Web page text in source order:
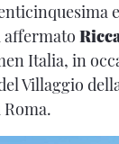
affermato
Italia, in
Villaggio